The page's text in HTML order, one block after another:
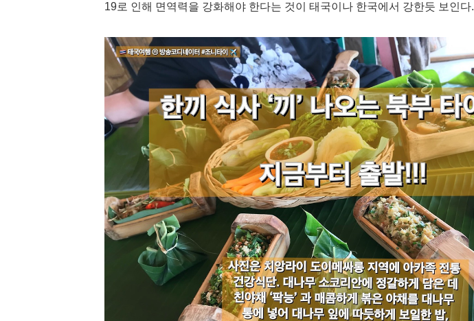
19로 인해 면역력을 강화해야 한다는 것이 태국이나 한국에서 강한듯 보인다.